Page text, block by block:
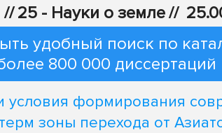
// 25 - Науки о земле//
удобный поиск по
800 000 диссертаций
условия формирования
зоны перехода от